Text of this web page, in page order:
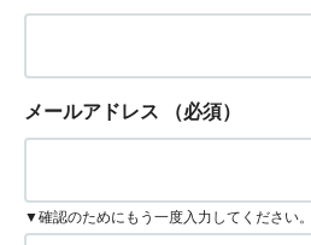
メールアドレス （必須）
▼確認のためにもう一度入力してください。